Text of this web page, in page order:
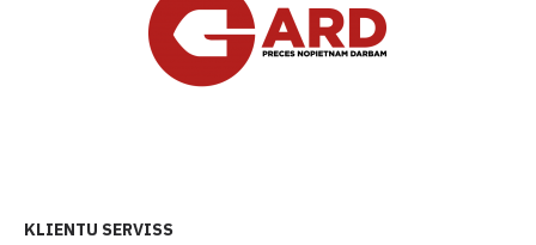
KLIENTU SERVISS